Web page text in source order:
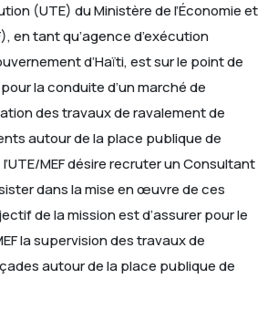
(UTE) du Ministère de l’Économie et
en tant qu’agence d’exécution
d’Haïti, est sur le point de
la conduite d’un marché de
des travaux de ravalement de
autour de la place publique de
MEF désire recruter un Consultant
dans la mise en œuvre de ces
de la mission est d’assurer pour le
la supervision des travaux de
autour de la place publique de